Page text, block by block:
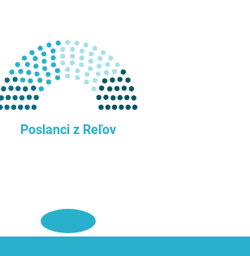
Poslanci z Reľov